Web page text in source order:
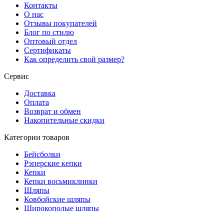
Контакты
О нас
Отзывы покупателей
Блог по стилю
Оптовый отдел
Сертификаты
Как определить свой размер?
Сервис
Доставка
Оплата
Возврат и обмен
Накопительные скидки
Категории товаров
Бейсболки
Рэперские кепки
Кепки
Кепки восьмиклинки
Шляпы
Ковбойские шляпы
Широкополые шляпы